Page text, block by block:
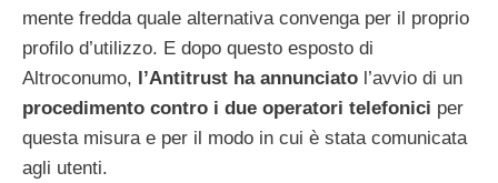
mente fredda quale alternativa convenga per il proprio
profilo d’utilizzo. E dopo questo esposto di
Altroconumo, l’Antitrust ha annunciato l’avvio di un
procedimento contro i due operatori telefonici per
questa misura e per il modo in cui è stata comunicata
agli utenti.